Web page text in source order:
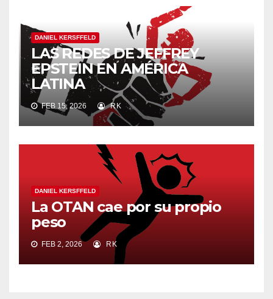
DANIEL KERSFFELD
LAS REDES DE JEFFREY
EPSTEIN EN AMÉRICA
LATINA
FEB 15, 2026 RK
DANIEL KERSFFELD
La OTAN cae por su propio
peso
FEB 2, 2026 RK